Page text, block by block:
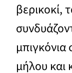
βερικοκί,
μήλου και